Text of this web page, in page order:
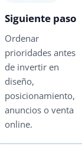
Siguiente paso
Ordenar
prioridades antes
de invertir en
diseño,
posicionamiento,
anuncios o venta
online.